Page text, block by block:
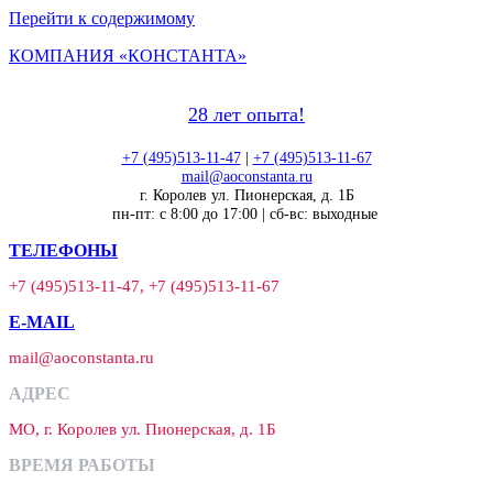
Перейти к содержимому
КОМПАНИЯ «КОНСТАНТА»
28 лет опыта!
+7 (495)513-11-47| +7 (495)513-11-67
mail@aoconstanta.ru
г. Королев ул. Пионерская, д. 1Б
пн-пт: с 8:00 до 17:00 | сб-вс: выходные
ТЕЛЕФОНЫ
+7 (495)513-11-47, +7 (495)513-11-67
E-MAIL
mail@aoconstanta.ru
АДРЕС
МО, г. Королев ул. Пионерская, д. 1Б
ВРЕМЯ РАБОТЫ